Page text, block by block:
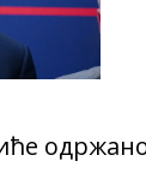
одржано